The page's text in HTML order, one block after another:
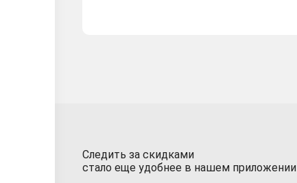
Следить за скидками
стало еще удобнее в нашем приложении